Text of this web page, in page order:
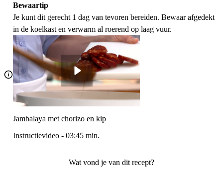
Bewaartip
Je kunt dit gerecht 1 dag van tevoren bereiden. Bewaar afgedekt
in de koelkast en verwarm al roerend op laag vuur.
Jambalaya met chorizo en kip
Instructievideo - 03:45 min.
Wat vond je van dit recept?